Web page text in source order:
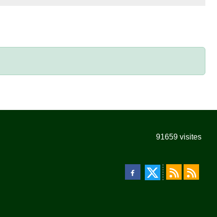
91659 visites